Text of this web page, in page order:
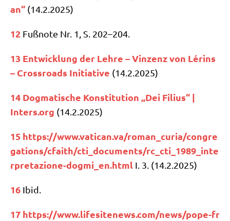
an“ (14.2.2025)
12 Fuß­no­te Nr. 1, S. 202–204.
13 Ent­wick­lung der Leh­re – Vin­zenz von Lérins
– Cross­roads Initia­ti­ve (14.2.2025)
14 Dog­ma­ti­sche Kon­sti­tu­ti­on „Dei Fili­us“ |
Inters​.org (14.2.2025)
15 https://​www​.vati​can​.va/​r​o​m​a​n​_​c​u​r​i​a​/​c​o​n​g​r​e​
g​a​t​i​o​n​s​/​c​f​a​i​t​h​/​c​t​i​_​d​o​c​u​m​e​n​t​s​/​r​c​_​c​t​i​_​1​9​8​9​_​i​n​t​e​
r​p​r​e​t​a​z​i​o​n​e​-​d​o​g​m​i​_​e​n​.​h​tml I. 3. (14.2.2025)
16 Ibid.
17 https://​www​.life​si​tenews​.com/​n​e​w​s​/​p​o​p​e​-​f​r​